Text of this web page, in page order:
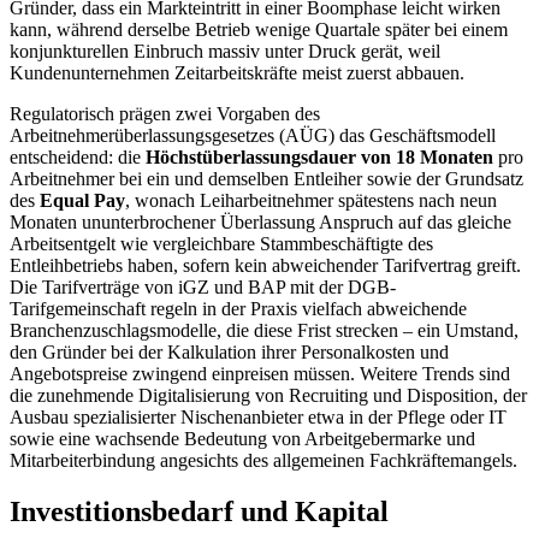
Gründer, dass ein Markteintritt in einer Boomphase leicht wirken
kann, während derselbe Betrieb wenige Quartale später bei einem
konjunkturellen Einbruch massiv unter Druck gerät, weil
Kundenunternehmen Zeitarbeitskräfte meist zuerst abbauen.
Regulatorisch prägen zwei Vorgaben des
Arbeitnehmerüberlassungsgesetzes (AÜG) das Geschäftsmodell
entscheidend: die Höchstüberlassungsdauer von 18 Monaten pro
Arbeitnehmer bei ein und demselben Entleiher sowie der Grundsatz
des Equal Pay, wonach Leiharbeitnehmer spätestens nach neun
Monaten ununterbrochener Überlassung Anspruch auf das gleiche
Arbeitsentgelt wie vergleichbare Stammbeschäftigte des
Entleihbetriebs haben, sofern kein abweichender Tarifvertrag greift.
Die Tarifverträge von iGZ und BAP mit der DGB-
Tarifgemeinschaft regeln in der Praxis vielfach abweichende
Branchenzuschlagsmodelle, die diese Frist strecken – ein Umstand,
den Gründer bei der Kalkulation ihrer Personalkosten und
Angebotspreise zwingend einpreisen müssen. Weitere Trends sind
die zunehmende Digitalisierung von Recruiting und Disposition, der
Ausbau spezialisierter Nischenanbieter etwa in der Pflege oder IT
sowie eine wachsende Bedeutung von Arbeitgebermarke und
Mitarbeiterbindung angesichts des allgemeinen Fachkräftemangels.
Investitionsbedarf und Kapital